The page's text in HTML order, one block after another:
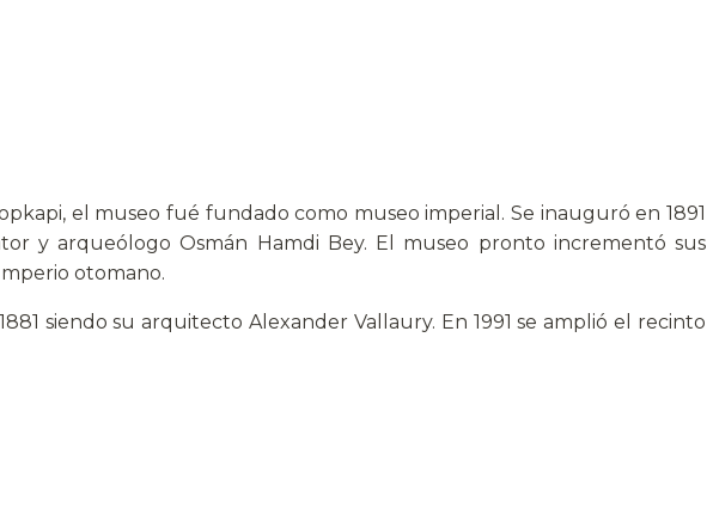
el museo fué fundado como museo imperial. Se inauguró en 1891
y arqueólogo Osmán Hamdi Bey. El museo pronto incrementó sus
otomano.
siendo su arquitecto Alexander Vallaury. En 1991 se amplió el recinto